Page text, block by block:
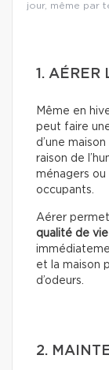
jour, même par
1. AÉRER
Même en
peut faire
d’une
raison de
ménagers
occupants.
Aérer permet
qualité de vie
et la maison
d’odeurs.
2.